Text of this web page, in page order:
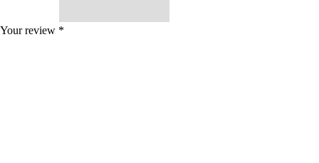
Your review *